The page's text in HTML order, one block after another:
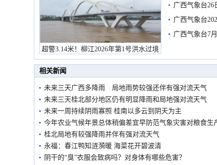
超警3.14米！柳江2026年第1号洪水过境
市民在堤岸见证汛况
有较强降雨
广西气象台26
广西气象台
预警
广西气象台7
相关新闻
未来三天广西多降雨 局地雨势较强还伴有强对流天气
未来三天桂北部分地区仍有明显降雨和局地强对流天气
未来一周持续阴雨寡照 桂南以多云到阴天为主
今年农业气候年景总体稍偏差宜早防范气象灾害对粮食生
桂北局地有较强降雨并伴有强对流天气
永福：春江鸭知涟漪暖 海菜花开碧波清
阴干的“臭”衣服会致病吗？对身体有哪些危害？